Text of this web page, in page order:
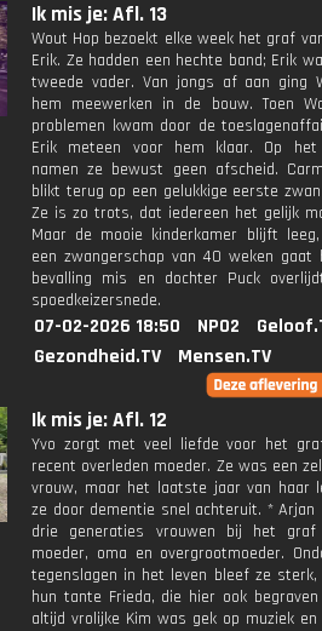
Ik mis je: Afl. 13
Wout Hop bezoekt elke week het graf
Erik. Ze hadden een hechte band; Erik
tweede vader. Van jongs af aan ging
hem meewerken in de bouw. Toen
problemen kwam door de
Erik meteen voor hem klaar. Op
namen ze bewust geen afscheid.
blikt terug op een gelukkige eerste
Ze is zo trots, dat iedereen het gelijk
Maar de mooie kinderkamer blijft
een zwangerschap van 40 weken gaat
bevalling mis en dochter Puck
spoedkeizersnede.
07-02-2026 18:50 NPO2
Gezondheid.TV
Mensen.TV
Ik mis je: Afl. 12
Yvo zorgt met veel liefde voor het
recent overleden moeder. Ze was een
vrouw, maar het laatste jaar van haar
ze door dementie snel achteruit. * Arjan
drie generaties vrouwen bij het
moeder, oma en overgrootmoeder.
tegenslagen in het leven bleef ze
hun tante Frieda, die hier ook
altijd vrolijke Kim was gek op muziek